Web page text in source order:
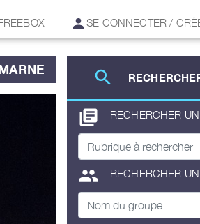
SE CONNECTER /
search
library_books RECHERCHER
group RECHERCHER